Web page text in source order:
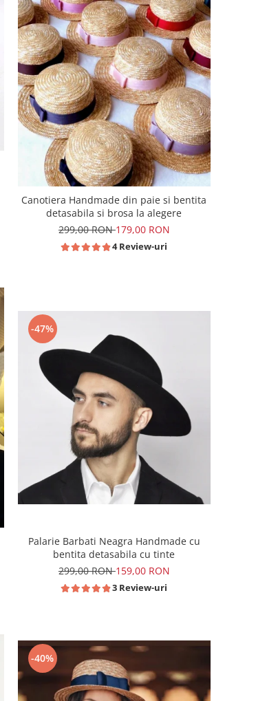
Canotiera Handmade din paie si bentita
detasabila si brosa la alegere
299,00 RON179,00 RON
4 Review-uri
-47%
Palarie Barbati Neagra Handmade cu
bentita detasabila cu tinte
299,00 RON159,00 RON
3 Review-uri
-40%